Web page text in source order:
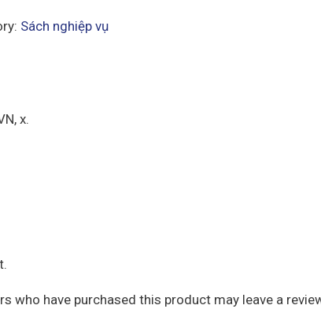
Sách nghiệp vụ
x.
who have purchased this product may leave a